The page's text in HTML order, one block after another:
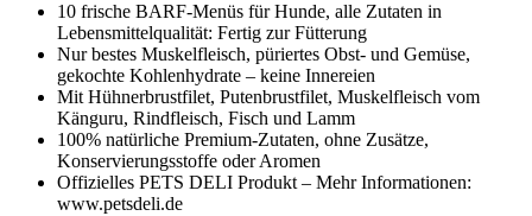
10 frische BARF-Menüs für Hunde, alle Zutaten in
Lebensmittelqualität: Fertig zur Fütterung
Nur bestes Muskelfleisch, püriertes Obst- und Gemüse,
gekochte Kohlenhydrate – keine Innereien
Mit Hühnerbrustfilet, Putenbrustfilet, Muskelfleisch vom
Känguru, Rindfleisch, Fisch und Lamm
100% natürliche Premium-Zutaten, ohne Zusätze,
Konservierungsstoffe oder Aromen
Offizielles PETS DELI Produkt – Mehr Informationen:
www.petsdeli.de